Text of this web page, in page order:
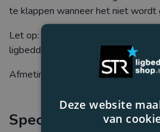
te klappen wanneer het niet wordt
Let op: deze luifels zijn
ligbedden.
Afmeting luifel: L 69 x B 53 x D
Specificaties
Deze website
van